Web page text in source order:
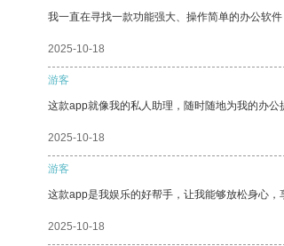
我一直在寻找一款功能强大、操作简单的办公软
2025-10-18
游客
这款app就像我的私人助理，随时随地为我的办
2025-10-18
游客
这款app是我娱乐的好帮手，让我能够放松身心，
2025-10-18